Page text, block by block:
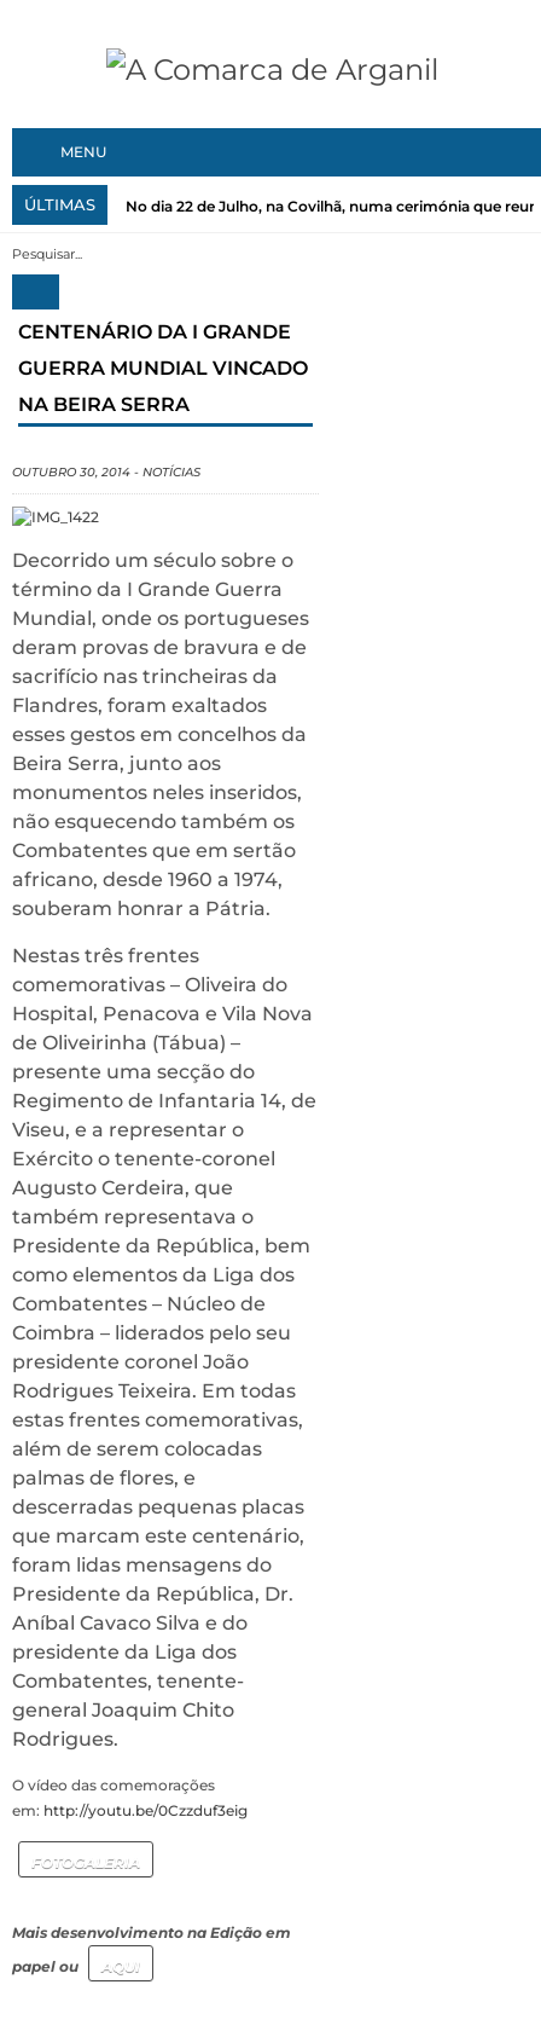
MENU
ÚLTIMAS No dia 22 de Julho, na Covilhã, numa cerimónia que
CENTENÁRIO DA I GRANDE
GUERRA MUNDIAL VINCADO
NA BEIRA SERRA
OUTUBRO 30, 2014 - NOTÍCIAS
Decorrido um século sobre o
término da I Grande Guerra
Mundial, onde os portugueses
deram provas de bravura e de
sacrifício nas trincheiras da
Flandres, foram exaltados
esses gestos em concelhos da
Beira Serra, junto aos
monumentos neles inseridos,
não esquecendo também os
Combatentes que em sertão
africano, desde 1960 a 1974,
souberam honrar a Pátria.
Nestas três frentes
comemorativas – Oliveira do
Hospital, Penacova e Vila Nova
de Oliveirinha (Tábua) –
presente uma secção do
Regimento de Infantaria 14, de
Viseu, e a representar o
Exército o tenente-coronel
Augusto Cerdeira, que
também representava o
Presidente da República, bem
como elementos da Liga dos
Combatentes – Núcleo de
Coimbra – liderados pelo seu
presidente coronel João
Rodrigues Teixeira. Em todas
estas frentes comemorativas,
além de serem colocadas
palmas de flores, e
descerradas pequenas placas
que marcam este centenário,
foram lidas mensagens do
Presidente da República, Dr.
Aníbal Cavaco Silva e do
presidente da Liga dos
Combatentes, tenente-
general Joaquim Chito
Rodrigues.
O vídeo das comemorações
em: http://youtu.be/0Czzduf3eig
FOTOGALERIA
Mais desenvolvimento na Edição em
papel ou
AQUI